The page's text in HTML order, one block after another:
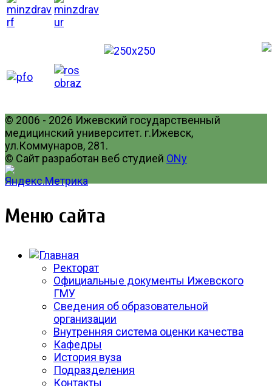
© 2006 - 2026 Ижевский государственный
медицинский университет. г.Ижевск,
ул.Коммунаров, 281.
© Сайт разработан веб студией ONy
Меню сайта
Ректорат
Официальные документы Ижевского
ГМУ
Сведения об образовательной
организации
Внутренняя система оценки качества
Кафедры
История вуза
Подразделения
Контакты